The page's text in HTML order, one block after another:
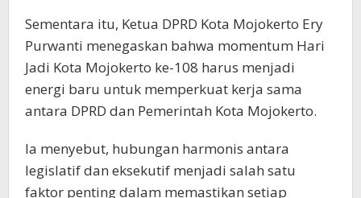
Sementara itu, Ketua DPRD Kota Mojokerto Ery
Purwanti menegaskan bahwa momentum Hari
Jadi Kota Mojokerto ke-108 harus menjadi
energi baru untuk memperkuat kerja sama
antara DPRD dan Pemerintah Kota Mojokerto.
Ia menyebut, hubungan harmonis antara
legislatif dan eksekutif menjadi salah satu
faktor penting dalam memastikan setiap